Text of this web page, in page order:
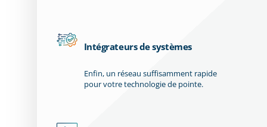
Intégrateurs de systèmes
Enfin, un réseau suffisamment rapide
pour votre technologie de pointe.